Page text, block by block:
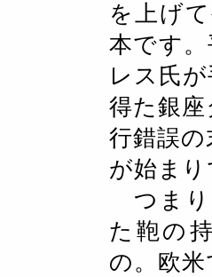
を上げ
本です
レス 氏
得た銀
行錯誤の
が始ま
つまり
た鞄の
の。欧